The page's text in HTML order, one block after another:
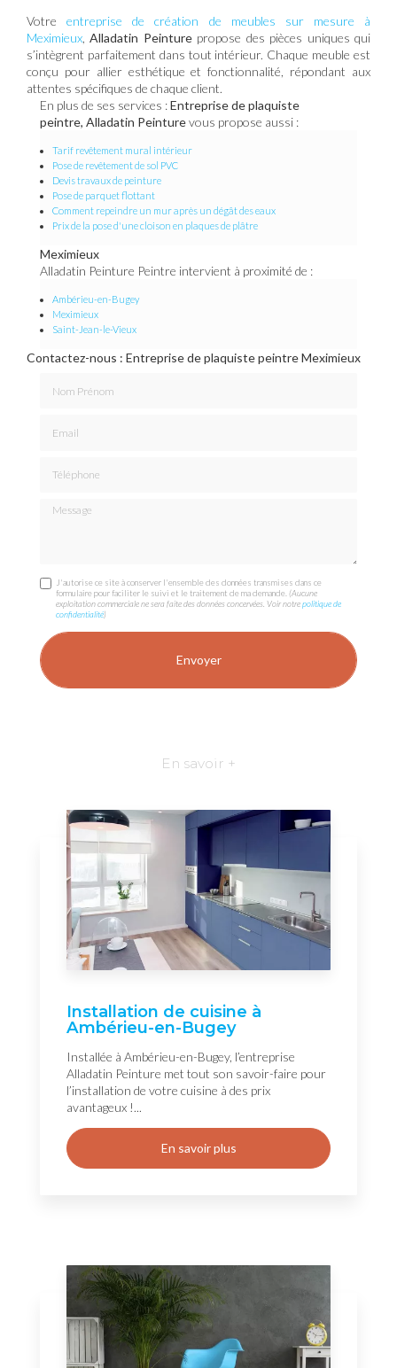
Votreentreprise de création de meubles sur mesure à
Meximieux ,Alladatin Peinturepropose des pièces uniques qui
s’intègrent parfaitement dans tout intérieur. Chaque meuble est
conçu pour allier esthétique et fonctionnalité, répondant aux
attentes spécifiques de chaque client.
En plus de ses services :Entreprise de plaquiste
peintre, Alladatin Peinturevous propose aussi :
Tarif revêtement mural intérieur
Pose de revêtement de sol PVC
Devis travaux de peinture
Pose de parquet flottant
Comment repeindre un mur après un dégât des eaux
Prix de la pose d'une cloison en plaques de plâtre
Meximieux
Alladatin Peinture Peintre intervient à proximité de :
Ambérieu-en-Bugey
Meximieux
Saint-Jean-le-Vieux
Contactez-nous : Entreprise de plaquiste peintre Meximieux
Message
J'autorise ce site à conserver l'ensemble des données transmises dans ce
formulaire pour faciliter le suivi et le traitement de ma demande.(Aucune
exploitation commerciale ne sera faite des données concervées. Voir notrepolitique de
confidentialité)
En savoir +
Installation de cuisine à
Ambérieu-en-Bugey
Installée à Ambérieu-en-Bugey, l’entreprise
Alladatin Peinture met tout son savoir-faire pour
l’installation de votre cuisine à des prix
avantageux !...
En savoir plus